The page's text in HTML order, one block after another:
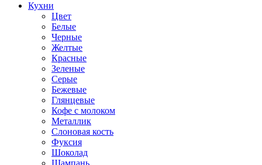
Кухни
Цвет
Белые
Черные
Желтые
Красные
Зеленые
Серые
Бежевые
Глянцевые
Кофе с молоком
Металлик
Слоновая кость
Фуксия
Шоколад
Шампань